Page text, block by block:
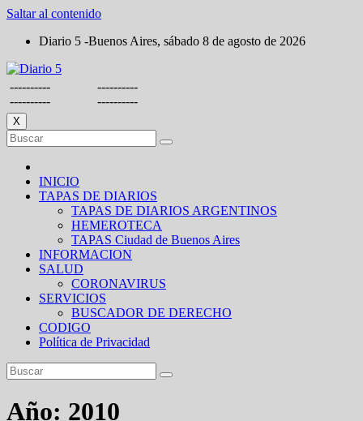
Saltar al contenido
Diario 5 -Buenos Aires, sábado 8 de agosto de 2026
----------
----------
----------
----------
X
INICIO
TAPAS DE DIARIOS
TAPAS DE DIARIOS ARGENTINOS
HEMEROTECA
TAPAS Ciudad de Buenos Aires
INFORMACION
SALUD
CORONAVIRUS
SERVICIOS
BUSCADOR DE DERECHO
CODIGO
Política de Privacidad
Año: 2010